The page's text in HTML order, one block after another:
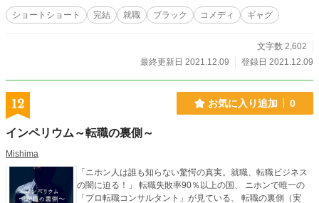
ショートショート 完結 就職 ブラック コメディ ギャグ
文字数 2,602
最終更新日 2021.12.09
登録日 2021.12.09
12 お気に入り追加 0
インペリウム～転職の裏側～
Mishima
「ニホン人は誰も知らない驚愕の真実。就職、転職ビジネス
の闇に迫る！」 転職失敗率90％以上の国、 ニホンで唯一の
「プロ転職コンサルタント」が見ている、 転職の裏側（実